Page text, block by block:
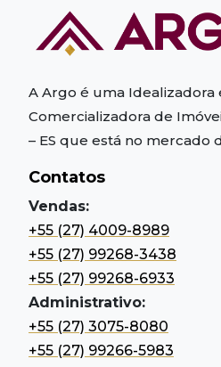
A Argo é uma Idealizadora
Comercializadora de
– ES que está no mercado
Contatos
Vendas:
+55 (27) 4009-8989
+55 (27) 99268-3438
+55 (27) 99268-6933
Administrativo:
+55 (27) 3075-8080
+55 (27) 99266-5983